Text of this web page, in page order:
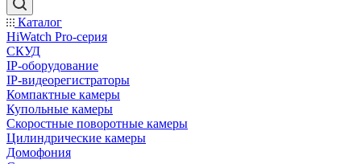
Каталог
HiWatch Pro-серия
CКУД
IP-оборудование
IP-видеорегистраторы
Компактные камеры
Купольные камеры
Скоростные поворотные камеры
Цилиндрические камеры
Домофония